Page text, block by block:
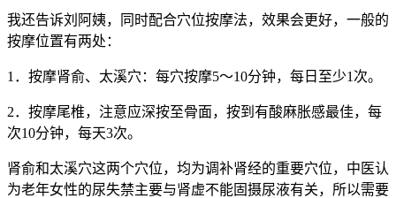
我还告诉刘阿姨，同时配合穴位按摩法，效果会更好，一般的
按摩位置有两处：
1．按摩肾俞、太溪穴：每穴按摩5～10分钟，每日至少1次。
2．按摩尾椎，注意应深按至骨面，按到有酸麻胀感最佳，每
次10分钟，每天3次。
肾俞和太溪穴这两个穴位，均为调补肾经的重要穴位，中医认
为老年女性的尿失禁主要与肾虚不能固摄尿液有关，所以需要